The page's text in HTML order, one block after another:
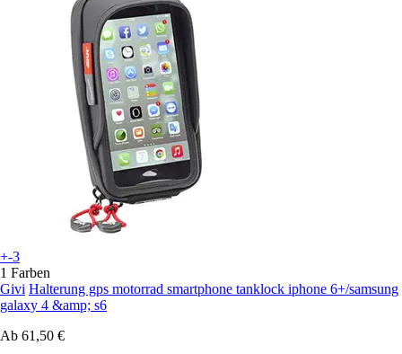
+-3
1 Farben
Givi Halterung gps motorrad smartphone tanklock iphone 6+/samsung
galaxy 4 &amp; s6
Ab 61,50 €